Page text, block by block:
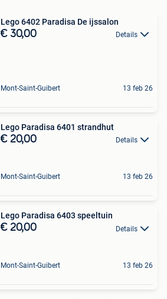
Lego 6402 Paradisa De ijssalon
€ 30,00 Details
Mont-Saint-Guibert 13 feb 26
Lego Paradisa 6401 strandhut
€ 20,00 Details
Mont-Saint-Guibert 13 feb 26
Lego Paradisa 6403 speeltuin
€ 20,00 Details
Mont-Saint-Guibert 13 feb 26